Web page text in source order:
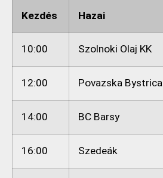
Kezdés Hazai
10:00 Szolnoki Olaj KK
12:00 Povazska Bystrica
14:00 BC Barsy
16:00 Szedeák